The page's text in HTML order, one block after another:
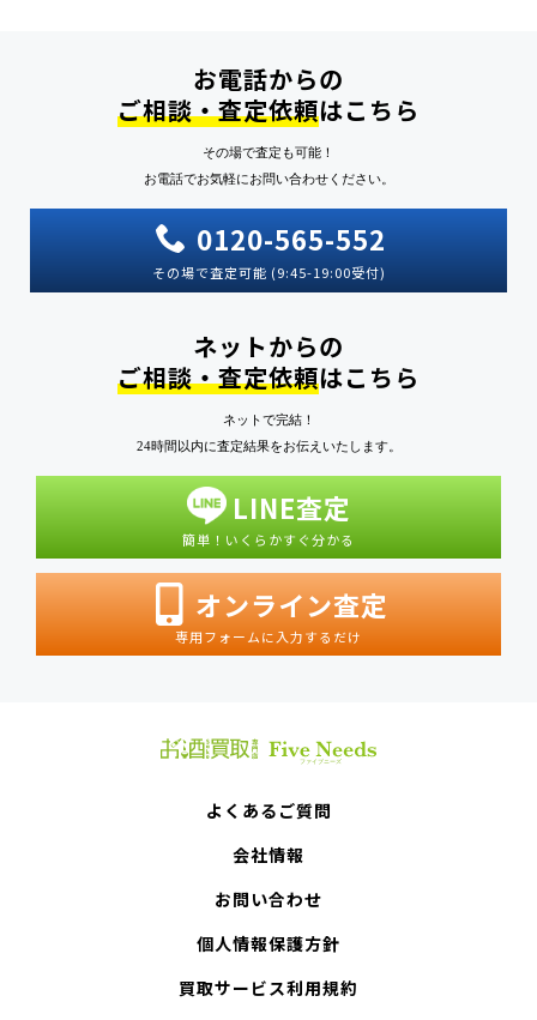
お電話からの
ご相談・査定依頼はこちら
その場で査定も可能！
お電話でお気軽にお問い合わせください。
0120-565-552
その場で査定可能 (9:45-19:00受付)
ネットからの
ご相談・査定依頼はこちら
ネットで完結！
24時間以内に査定結果をお伝えいたします。
LINE査定
簡単！いくらかすぐ分かる
オンライン査定
専用フォームに入力するだけ
よくあるご質問
会社情報
お問い合わせ
個人情報保護方針
買取サービス利用規約